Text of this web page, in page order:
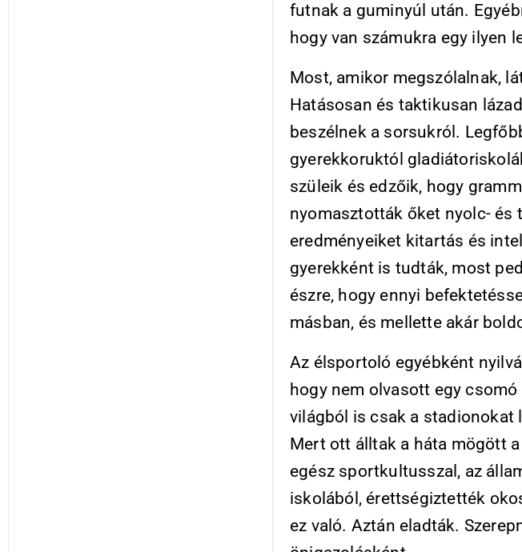
futnak a guminyúl után.
hogy van számukra egy ilyen
Most, amikor megszólalnak,
Hatásosan és taktikusan
beszélnek a sorsukról.
gyerekkoruktól
szüleik és edzőik, hogy
nyomasztották őket nyolc- és
eredményeiket kitartás és
gyerekként is tudták, most
észre, hogy ennyi
másban, és mellette akár
Az élsportoló egyébként
hogy nem olvasott egy
világból is csak a stadionokat
Mert ott álltak a háta mögött
egész sportkultusszal, az
iskolából, érettségiztették
ez való. Aztán eladták.